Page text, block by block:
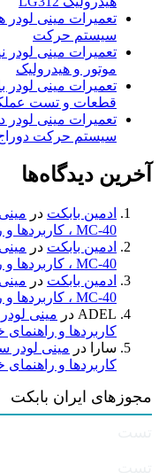
تعمیرات مینی لودر
سیستم حرکت
تعمیرات مینی لودر
موتور و هیدرولیک
تعمیرات مینی
قطعات و تست
تعمیرات مینی لودر
سیستم حرکت
آخرین دیدگاه‌ها
ادمین بابکت در
MC-40 ، کاربردها و راهنمای خرید
ادمین بابکت در
MC-40 ، کاربردها و راهنمای خرید
ادمین بابکت در
MC-40 ، کاربردها و راهنمای خرید
ADEL در
کاربردها و راهنمای
سارا
در
کاربردها و راهنمای
مجوزهای ایران بابکت